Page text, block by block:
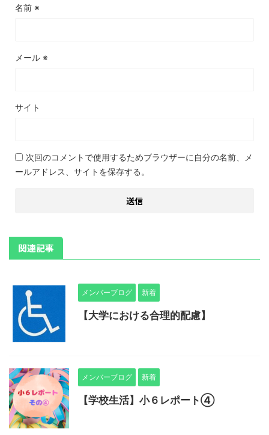
名前 ※
メール ※
サイト
次回のコメントで使用するためブラウザーに自分の名前、メ
ールアドレス、サイトを保存する。
関連記事
メンバーブログ 新着
【大学における合理的配慮】
メンバーブログ 新着
【学校生活】小６レポート④